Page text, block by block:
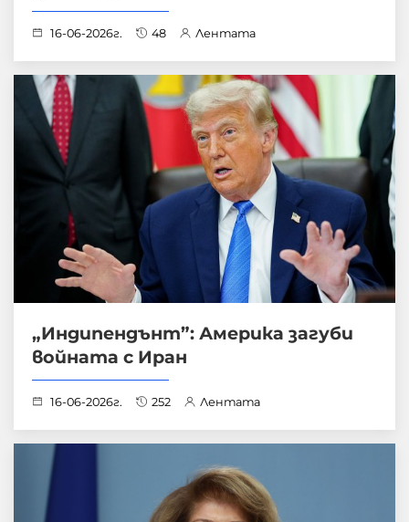
16-06-2026г. 48 Лентата
„Индипендънт”: Америка загуби
войната с Иран
16-06-2026г. 252 Лентата